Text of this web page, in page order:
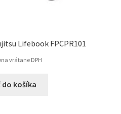
Lifebook FPCPR101
vrátane DPH
do košíka